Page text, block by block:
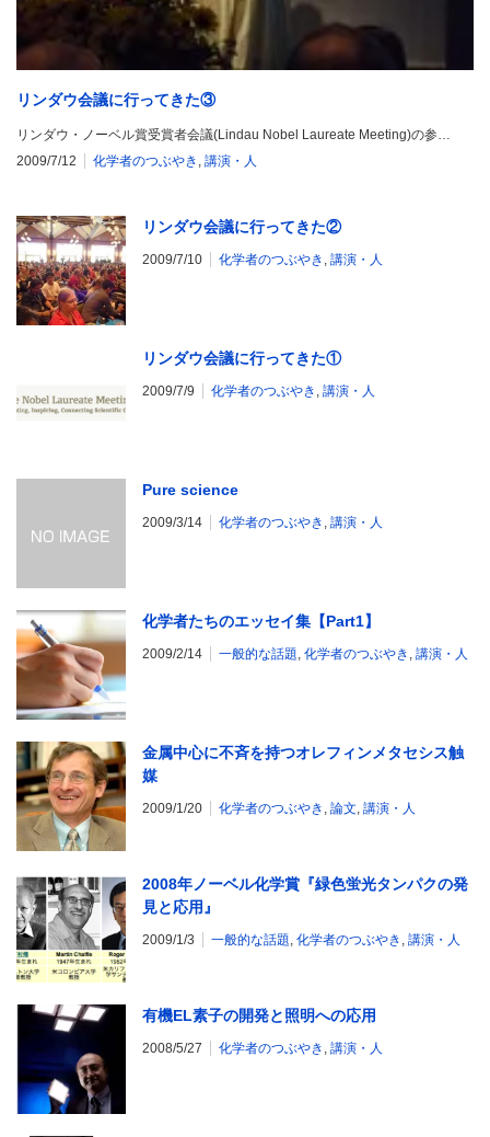
リンダウ会議に行ってきた③
リンダウ・ノーベル賞受賞者会議(Lindau Nobel Laureate Meeting)の参…
2009/7/12
化学者のつぶやき , 講演・人
リンダウ会議に行ってきた②
2009/7/10 化学者のつぶやき , 講演・人
リンダウ会議に行ってきた①
2009/7/9 化学者のつぶやき , 講演・人
Pure science
2009/3/14 化学者のつぶやき , 講演・人
化学者たちのエッセイ集【Part1】
2009/2/14 一般的な話題, 化学者のつぶやき , 講演・人
金属中心に不斉を持つオレフィンメタセシス触
媒
2009/1/20 化学者のつぶやき , 論文, 講演・人
2008年ノーベル化学賞『緑色蛍光タンパクの発
見と応用』
2009/1/3 一般的な話題, 化学者のつぶやき , 講演・人
有機EL素子の開発と照明への応用
2008/5/27 化学者のつぶやき , 講演・人